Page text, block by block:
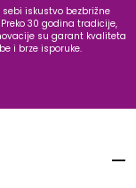
sebi iskustvo bezbrižne
30 godina tradicije,
su garant kvaliteta
i brze isporuke.